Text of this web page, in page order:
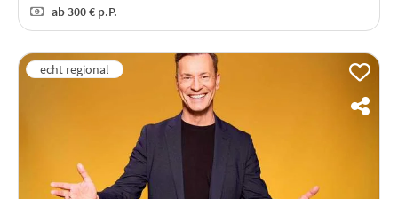
ab300 € p.P.